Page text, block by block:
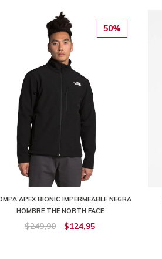
50%
APEX BIONIC IMPERMEABLE NEGRA
HOMBRE THE NORTH FACE
$249,90 $124,95